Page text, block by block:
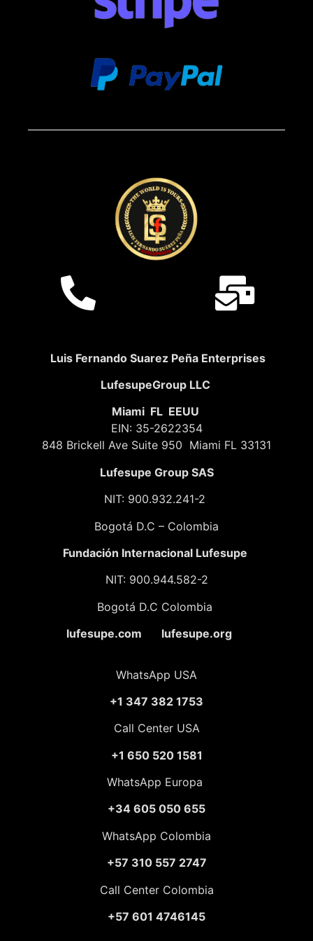
Luis Fernando Suarez Peña Enterprises
LufesupeGroup LLC
Miami FL EEUU
EIN: 35-2622354
848 Brickell Ave Suite 950 Miami FL 33131
Lufesupe Group SAS
NIT: 900.932.241-2
Bogotá D.C – Colombia
Fundación Internacional Lufesupe
NIT: 900.944.582-2
Bogotá D.C Colombia
lufesupe.com lufesupe.org
WhatsApp USA
+1 347 382 1753
Call Center USA
+1 650 520 1581
WhatsApp Europa
+34 605 050 655
WhatsApp Colombia
+57 310 557 2747
Call Center Colombia
+57 601 4746145